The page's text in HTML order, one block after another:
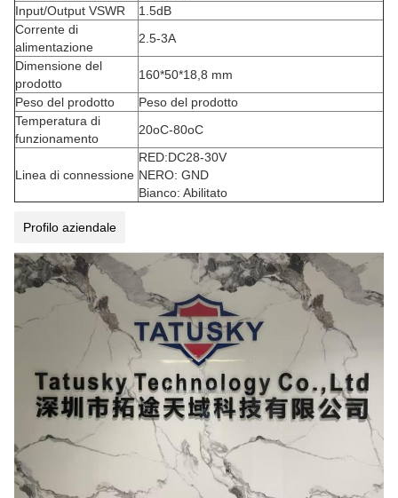
Input/Output VSWR
1.5dB
Corrente di
alimentazione
2.5-3A
Dimensione del
prodotto
160*50*18,8 mm
Peso del prodotto
Peso del prodotto
Temperatura di
funzionamento
20oC-80oC
Linea di connessione
RED:DC28-30V
NERO: GND
Bianco: Abilitato
Profilo aziendale